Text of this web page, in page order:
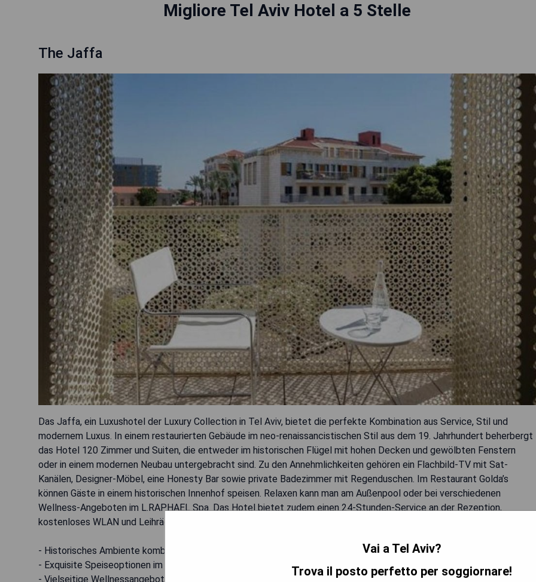
Migliore Tel Aviv Hotel a 5 Stelle
The Jaffa
Das Jaffa, ein Luxushotel der Luxury Collection in Tel Aviv, bietet die perfekte Kombination aus Service, Stil und
modernem Luxus. In einem restaurierten Gebäude im neo-renaissancistischen Stil aus dem 19. Jahrhundert beherbergt
das Hotel 120 Zimmer und Suiten, die entweder im historischen Flügel mit hohen Decken und gewölbten Fenstern
oder in einem modernen Neubau untergebracht sind. Zu den Annehmlichkeiten gehören ein Flachbild-TV mit Sat-
Kanälen, Designer-Möbel, eine Honesty Bar sowie private Badezimmer mit Regenduschen. Im Restaurant Golda’s
können Gäste in einem historischen Innenhof speisen. Relaxen kann man am Außenpool oder bei verschiedenen
Wellness-Angeboten im L.RAPHAEL Spa. Das Hotel bietet zudem einen 24-Stunden-Service an der Rezeption,
kostenloses WLAN und Leihräder zur Erkundung der Umgebung.
- Historisches Ambiente kombiniert mit modernem Luxus
- Exquisite Speiseoptionen im hoteleigenen Restaurant
- Vielseitige Wellnessangebote im L.RAPHAEL Spa
Vai a Tel Aviv?
Trova il posto perfetto per soggiornare!